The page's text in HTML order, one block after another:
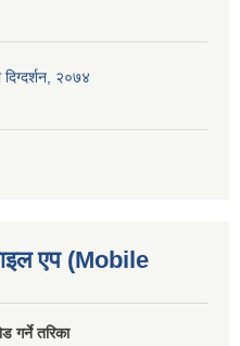
२०७४
एप (Mobile
गर्ने तरिका